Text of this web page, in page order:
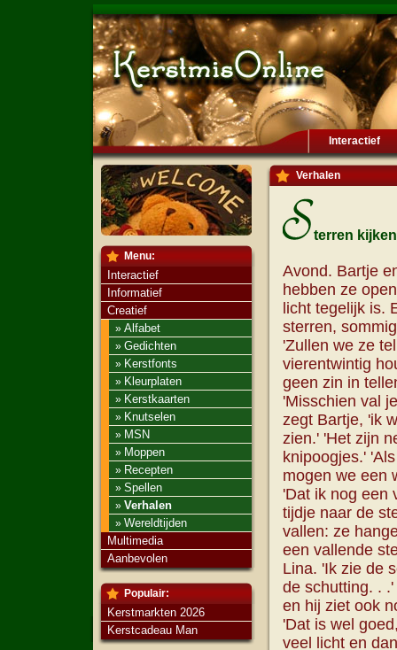
Interactief
Menu:
Interactief
Informatief
Creatief
» Alfabet
» Gedichten
» Kerstfonts
» Kleurplaten
» Kerstkaarten
» Knutselen
» MSN
» Moppen
» Recepten
» Spellen
» Verhalen
» Wereldtijden
Multimedia
Aanbevolen
Populair:
Kerstmarkten 2026
Kerstcadeau Man
Verhalen
terren kijken
Avond. Bartje
hebben ze
licht tegelijk is.
sterren,
'Zullen we ze
vierentwintig
geen zin in
'Misschien val
zegt Bartje, 'ik
zien.' 'Het zijn
knipoogjes.'
mogen we een
'Dat ik nog een
tijdje naar de
vallen: ze
een vallende
Lina. 'Ik zie de
de schutting. .
en hij ziet ook
'Dat is wel
veel licht en